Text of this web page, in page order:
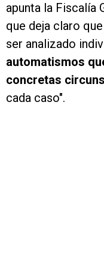
apunta la Fiscalía
que deja claro
ser analizado
automatismos
concretas
cada caso".